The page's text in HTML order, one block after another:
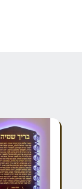
הביקורת שלך*